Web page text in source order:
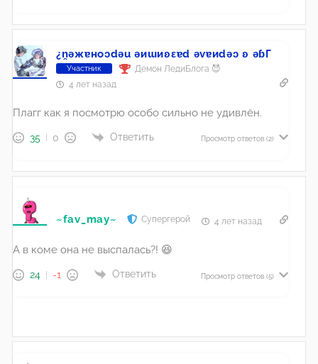
¿n̯ǝжɐноɔdǝu ǝиɯиʚεɐd ǝvɐиdǝɔ ʚ ǝɓГ
Участник
Демон ЛедиБлога 😈
4 лет назад
Плагг как я посмотрю особо сильно не удивлён.
35 0 Ответить Просмотр ответов (2)
~fav_may~ Супергерой 4 лет назад
А в коме она не выспалась?! 😆
24 -1 Ответить Просмотр ответов (5)